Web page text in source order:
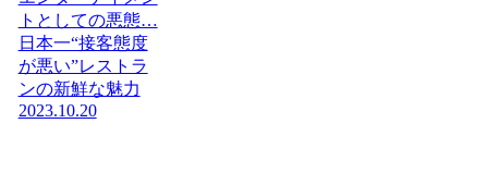
トとしての悪態…
日本一“接客態度
が悪い”レストラ
ンの新鮮な魅力
2023.10.20